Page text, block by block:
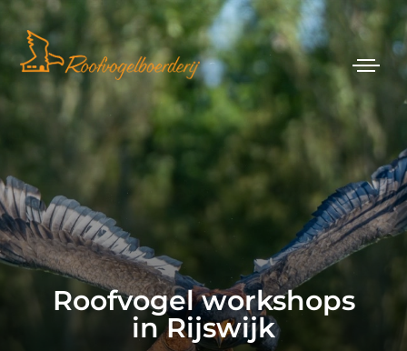
Roofvogel workshops
in Rijswijk